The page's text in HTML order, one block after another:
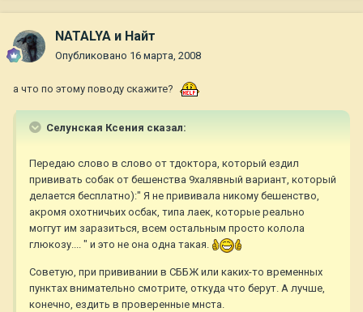
NATALYA и Найт
Опубликовано 16 марта, 2008
а что по этому поводу скажите?
Селунская Ксения сказал:
Передаю слово в слово от тдоктора, который ездил
прививать собак от бешенства 9халявный вариант, который
делается бесплатно):" Я не прививала никому бешенство,
акромя охотничьих осбак, типа лаек, которые реально
моггут им заразиться, всем остальным просто колола
глюкозу.... " и это не она одна такая.
Советую, при прививании в СББЖ или каких-то временных
пунктах внимательно смотрите, откуда что берут. А лучше,
конечно, ездить в проверенные мнста.